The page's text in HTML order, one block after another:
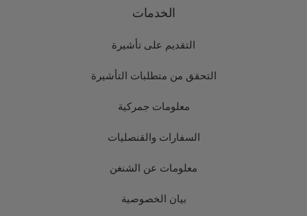
الخدمات
التقديم على تأشيرة
التحقق من متطلبات التأشيرة
معلومات جمركية
السفارات والقنصليات
معلومات عن الشنغن
بيان الخصوصية